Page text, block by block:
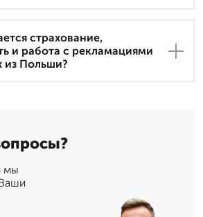
страхование,
и работа с рекламациями
из Польши?
мы